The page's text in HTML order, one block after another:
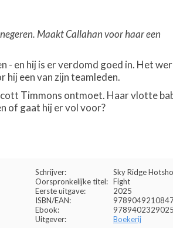
Maakt Callahan voor haar een
- en hij is er verdomd goed in. Het
hij een van zijn teamleden.
Timmons ontmoet. Haar vlotte
of gaat hij er vol voor?
Schrijver:
Sky Ridge
Oorspronkelijke titel: Fight
Eerste uitgave:
2025
ISBN/EAN:
Ebook:
9789402329025
Uitgever:
Boekerij